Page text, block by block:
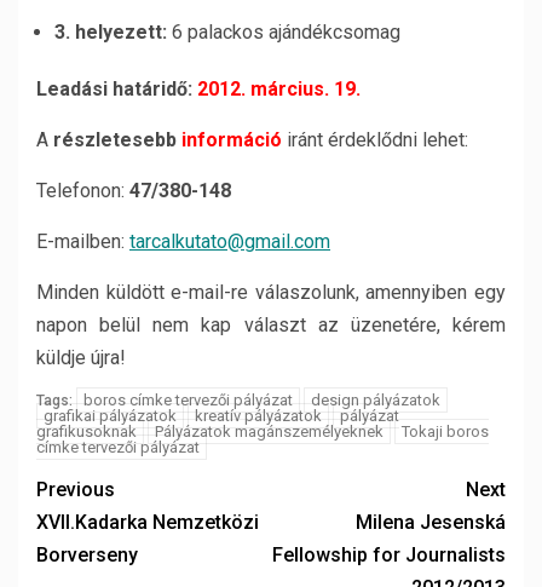
3. helyezett: 6 palackos ajándékcsomag
Leadási határidő: 2012. március. 19.
A részletesebb információ iránt érdeklődni lehet:
Telefonon: 47/380-148
E-mailben: tarcalkutato@gmail.com
Minden küldött e-mail-re válaszolunk, amennyiben egy
napon belül nem kap választ az üzenetére, kérem
küldje újra!
Tags: boros címke tervezői pályázat
design pályázatok
grafikai pályázatok
kreatív pályázatok
pályázat
grafikusoknak
Pályázatok magánszemélyeknek
Tokaji boros
címke tervezői pályázat
Previous
XVII.Kadarka Nemzetközi
Borverseny
Next
Milena Jesenská
Fellowship for Journalists